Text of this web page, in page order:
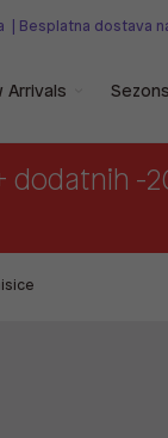
Besplatna dostava
Arrivals
dodatnih -